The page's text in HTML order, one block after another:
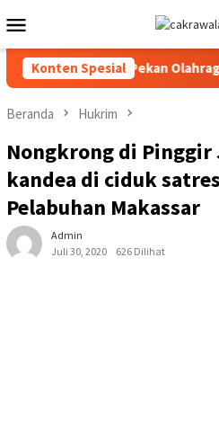
ke
kontenMobile
Konten Spesial
Meeting Pekan Olahraga
Beranda Hukrim
Nongkrong di Pinggir
kandea di ciduk
Pelabuhan Makassar
Admin
Juli 30, 2020
626 Dilihat